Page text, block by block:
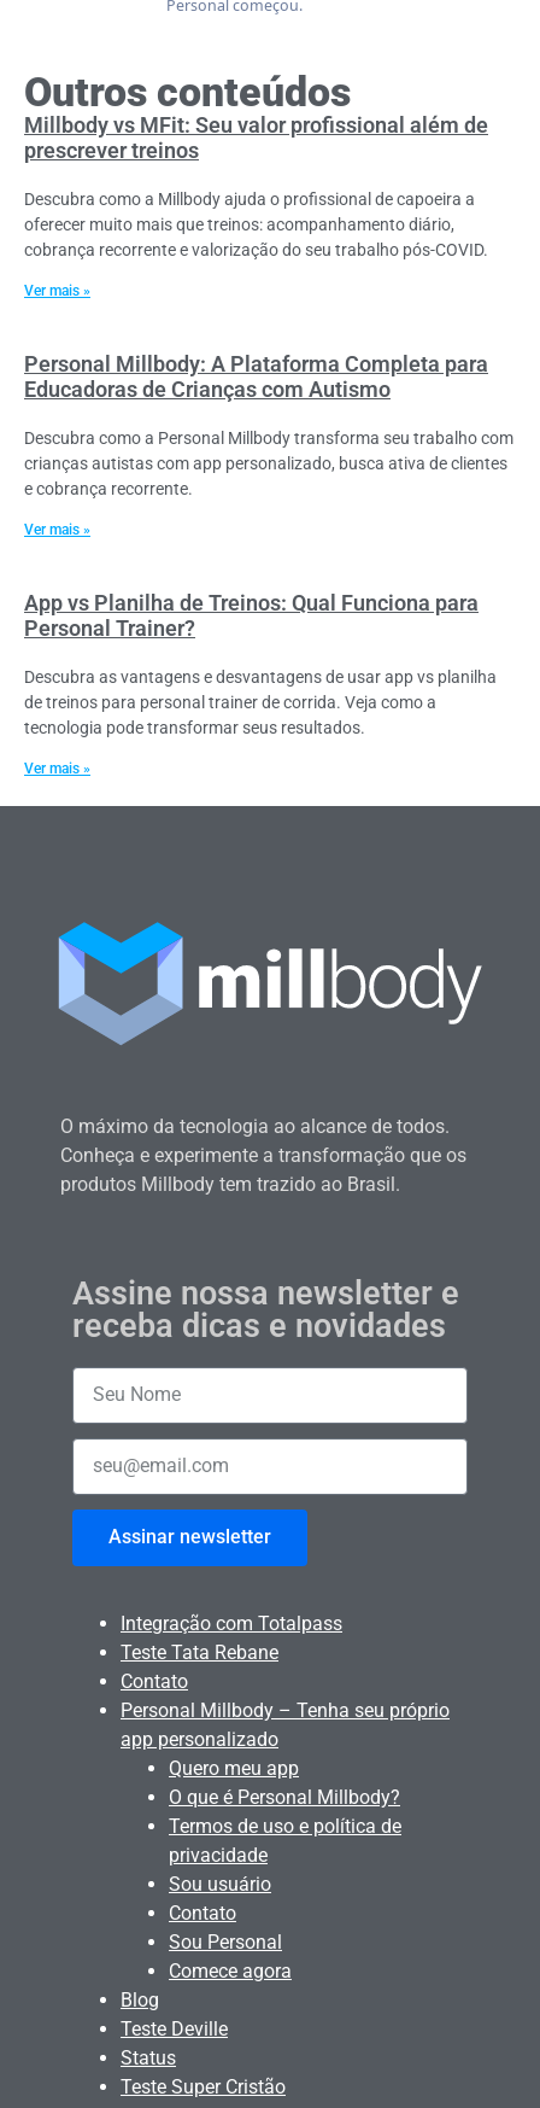
Personal começou.
Outros conteúdos
Millbody vs MFit: Seu valor profissional além de
prescrever treinos
Descubra como a Millbody ajuda o profissional de capoeira a
oferecer muito mais que treinos: acompanhamento diário,
cobrança recorrente e valorização do seu trabalho pós-COVID.
Ver mais »
Personal Millbody: A Plataforma Completa para
Educadoras de Crianças com Autismo
Descubra como a Personal Millbody transforma seu trabalho com
crianças autistas com app personalizado, busca ativa de clientes
e cobrança recorrente.
Ver mais »
App vs Planilha de Treinos: Qual Funciona para
Personal Trainer?
Descubra as vantagens e desvantagens de usar app vs planilha
de treinos para personal trainer de corrida. Veja como a
tecnologia pode transformar seus resultados.
Ver mais »
O máximo da tecnologia ao alcance de todos.
Conheça e experimente a transformação que os
produtos Millbody tem trazido ao Brasil.
Assine nossa newsletter e
receba dicas e novidades
Assinar newsletter
Integração com Totalpass
Teste Tata Rebane
Contato
Personal Millbody – Tenha seu próprio
app personalizado
Quero meu app
O que é Personal Millbody?
Termos de uso e política de
privacidade
Sou usuário
Contato
Sou Personal
Comece agora
Blog
Teste Deville
Status
Teste Super Cristão